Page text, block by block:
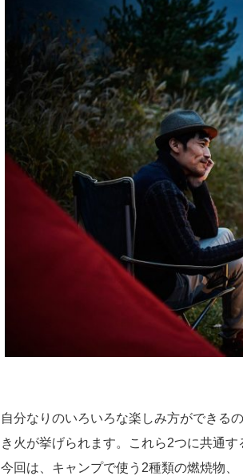
自分なりのいろいろな楽しみ方ができる
き火が挙げられます。これら2つに共通す
今回は、キャンプで使う2種類の燃焼物